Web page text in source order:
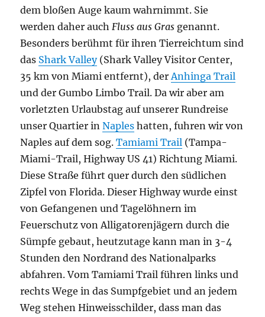
dem bloßen Auge kaum wahrnimmt. Sie
werden daher auch Fluss aus Gras genannt.
Besonders berühmt für ihren Tierreichtum sind
das Shark Valley(Shark Valley Visitor Center,
35 km von Miami entfernt), der Anhinga Trail
und der Gumbo Limbo Trail. Da wir aber am
vorletzten Urlaubstag auf unserer Rundreise
unser Quartier inNaples hatten, fuhren wir von
Naples auf dem sog.Tamiami Trail (Tampa-
Miami-Trail, Highway US 41) Richtung Miami.
Diese Straße führt quer durch den südlichen
Zipfel von Florida. Dieser Highway wurde einst
von Gefangenen und Tagelöhnern im
Feuerschutz von Alligatorenjägern durch die
Sümpfe gebaut, heutzutage kann man in 3-4
Stunden den Nordrand des Nationalparks
abfahren. Vom Tamiami Trail führen links und
rechts Wege in das Sumpfgebiet und an jedem
Weg stehen Hinweisschilder, dass man das